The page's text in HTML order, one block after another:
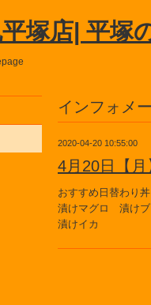
塚店| 平塚
インフォメ
2020-04-20 10:55:00
4月20日【
おすすめ日替わり丼
漬けマグロ 漬け
漬けイカ